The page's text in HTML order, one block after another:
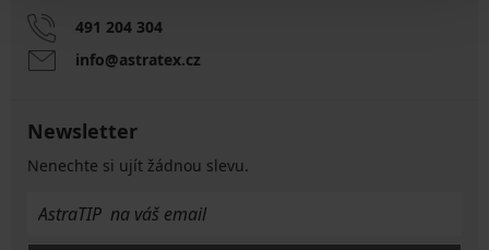
491 204 304
info@astratex.cz
Newsletter
Nenechte si ujít žádnou slevu.